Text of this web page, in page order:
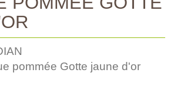
pommée Gotte jaune d'or